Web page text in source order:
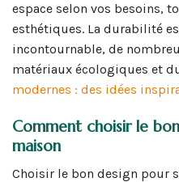
espace selon vos besoins,
esthétiques. La durabilité
incontournable, de
matériaux écologiques et
modernes : des idées
Comment choisir le
maison
Choisir le bon design pour